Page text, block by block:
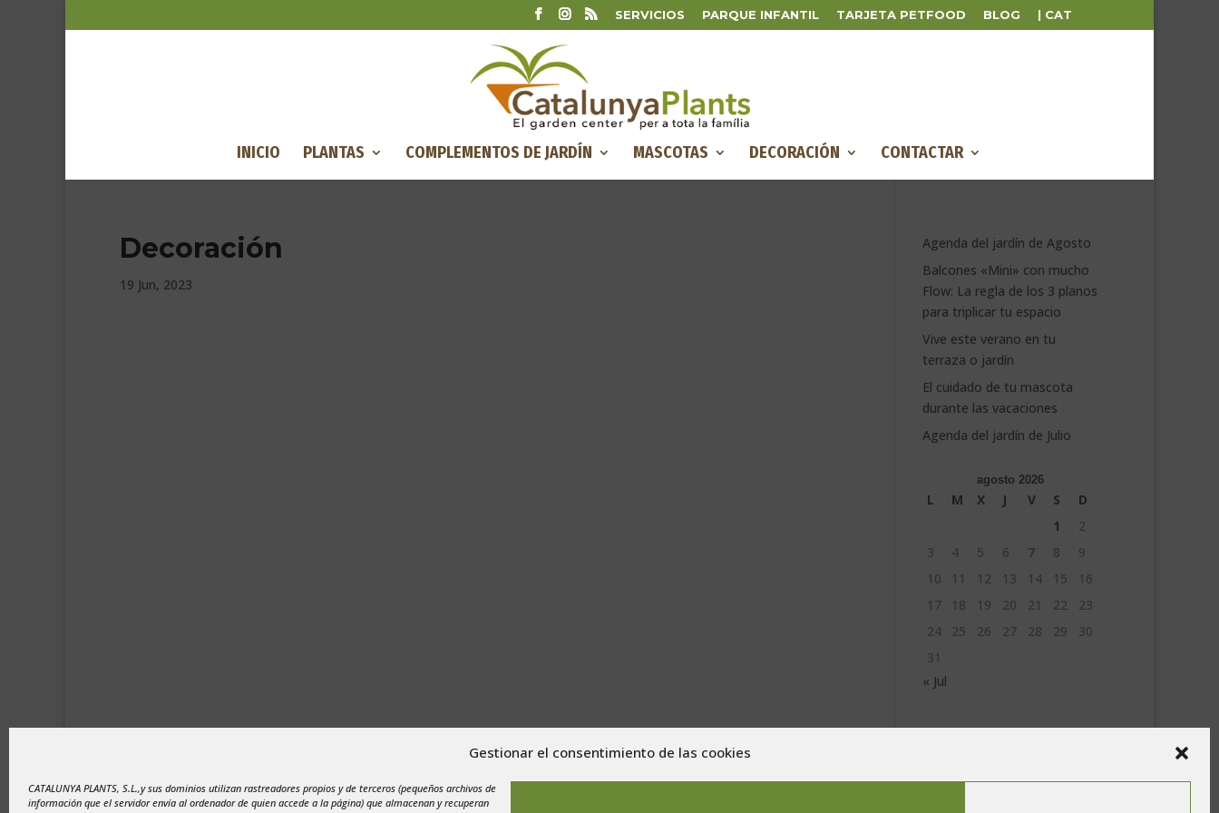
Gestionar el consentimiento de las cookies
CATALUNYA PLANTS, S.L.,y sus dominios utilizan rastreadores propios y de terceros (pequeños archivos de
información que el servidor envía al ordenador de quien accede a la página) que almacenan y recuperan
SERVICIOS PARQUE INFANTIL TARJETA PETFOOD BLOG | CAT
INICIO PLANTAS COMPLEMENTOS DE JARDÍN MASCOTAS DECORACIÓN CONTACTAR
Decoración
19 Jun, 2023
Agenda del jardín de Agosto
Balcones «Mini» con mucho
Flow: La regla de los 3 planos
para triplicar tu espacio
Vive este verano en tu
terraza o jardín
El cuidado de tu mascota
durante las vacaciones
Agenda del jardín de Julio
agosto 2026
L M X J V S
D
1
2
3
4 5 6 7 8
9
10
11 12 13 14 15
16
17
18 19 20 21 22
23
24
25 26 27 28 29
30
31
« Jul